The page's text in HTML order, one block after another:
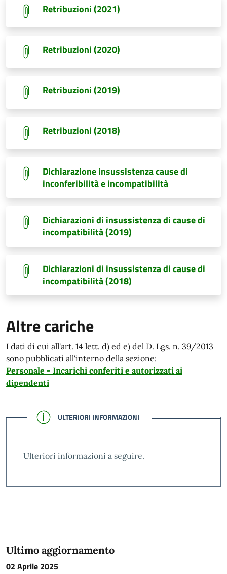
Retribuzioni (2021)
Retribuzioni (2020)
Retribuzioni (2019)
Retribuzioni (2018)
Dichiarazione insussistenza cause di
inconferibilità e incompatibilità
Dichiarazioni di insussistenza di cause di
incompatibilità (2019)
Dichiarazioni di insussistenza di cause di
incompatibilità (2018)
Altre cariche
I dati di cui all'art. 14 lett. d) ed e) del D. Lgs. n. 39/2013
sono pubblicati all'interno della sezione:
Personale - Incarichi conferiti e autorizzati ai
dipendenti
CONFERMATO
ULTERIORI INFORMAZIONI
Ulteriori informazioni a seguire.
Ultimo aggiornamento
02 Aprile 2025